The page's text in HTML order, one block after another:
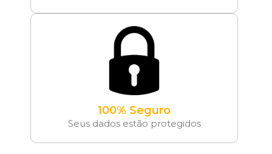
100% Seguro
Seus dados estão protegidos